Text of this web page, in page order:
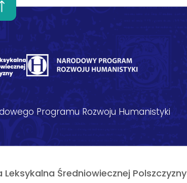
Programu Rozwoju Humanistyki
Leksykalna Średniowiecznej Polszczyzny